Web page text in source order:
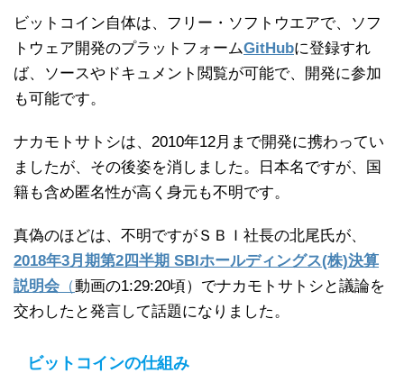
ビットコイン自体は、フリー・ソフトウエアで、ソフ
トウェア開発のプラットフォームGitHubに登録すれ
ば、ソースやドキュメント閲覧が可能で、開発に参加
も可能です。
ナカモトサトシは、2010年12月まで開発に携わってい
ましたが、その後姿を消しました。日本名ですが、国
籍も含め匿名性が高く身元も不明です。
真偽のほどは、不明ですがＳＢＩ社長の北尾氏が、
2018年3月期第2四半期 SBIホールディングス(株)決算
説明会 （動画の1:29:20頃）でナカモトサトシと議論を
交わしたと発言して話題になりました。
ビットコインの仕組み